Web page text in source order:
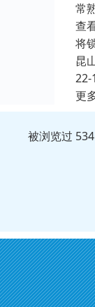
常
查
将
昆
22-
更
被浏览过